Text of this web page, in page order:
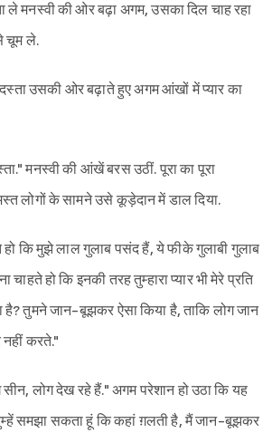
ले मनस्वी की ओर बढ़ा अगम, उसका दिल चाह रहा
चूम ले.
उसकी ओर बढ़ाते हुए अगम आंखों में प्यार का
मनस्वी की आंखें बरस उठीं. पूरा का पूरा
लोगों के सामने उसे कूड़ेदान में डाल दिया.
कि मुझे लाल गुलाब पसंद हैं, ये फीके गुलाबी गुलाब
हो कि इनकी तरह तुम्हारा प्यार भी मेरे प्रति
तुमने जान-बूझकर ऐसा किया है, ताकि लोग जान
करते."
सीन, लोग देख रहे हैं." अगम परेशान हो उठा कि यह
समझा सकता हूं कि कहां ग़लती है, मैं जान-बूझकर